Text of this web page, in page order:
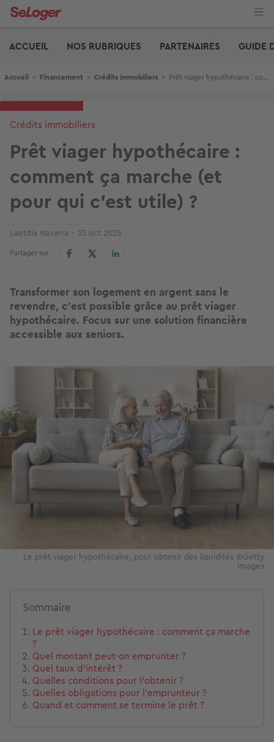
Aller
ACCUEIL
NOS RUBRIQUES PARTENAIRES GUIDE
Fil d'Ariane
Accueil > Financement > Crédits immobiliers > Prêt viager hypothécaire : comment ça marche (et pour qui c’est utile) ?
Crédits immobiliers
Prêt viager hypothécaire :
comment ça marche (et
pour qui c’est utile) ?
Laetitia Navarra 23 oct 2025
Partager sur
Transformer son logement en argent sans le
revendre, c’est possible grâce au prêt viager
hypothécaire. Focus sur une solution financière
accessible aux seniors.
Le prêt viager hypothécaire, pour obtenir des liquidités ©Getty
Images
Sommaire
Le prêt viager hypothécaire : comment ça marche
?
Quel montant peut-on emprunter ?
Quel taux d’intérêt ?
Quelles conditions pour l’obtenir ?
Quelles obligations pour l’emprunteur ?
Quand et comment se termine le prêt ?